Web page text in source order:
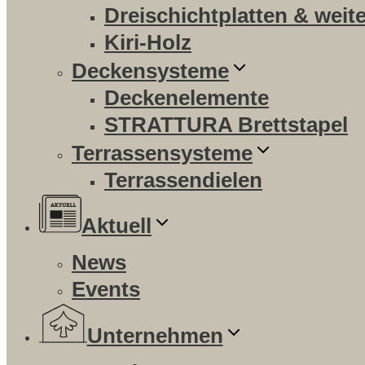
Dreischichtplatten &
Kiri-Holz
Deckensysteme
Deckenelemente
STRATTURA Brettstapel
Terrassensysteme
Terrassendielen
Aktuell
News
Events
Unternehmen